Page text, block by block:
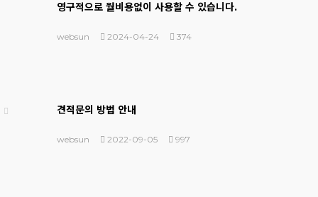
영구적으로 월비용없이 사용할 수 있습니다.
websun 2024-04-24 374
견적문의 방법 안내
websun 2022-09-05 997